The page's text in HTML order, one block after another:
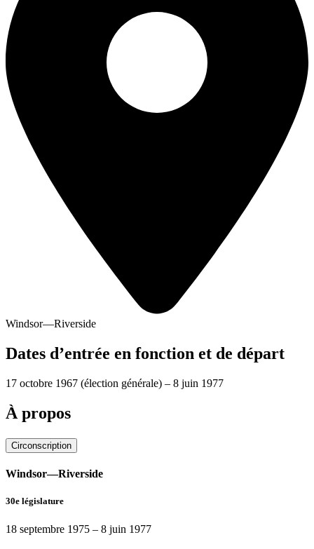
Windsor—Riverside
Dates d’entrée en fonction et de départ
17 octobre 1967 (élection générale) – 8 juin 1977
À propos
Circonscription
Windsor—Riverside
30e législature
18 septembre 1975 – 8 juin 1977